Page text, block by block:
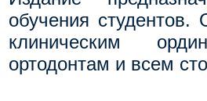
обучения
клиническим
ортодонтам и всем